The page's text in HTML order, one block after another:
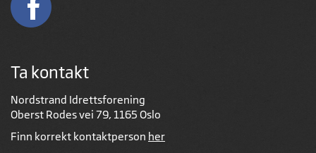
Ta kontakt
Nordstrand Idrettsforening
Oberst Rodes vei 79, 1165 Oslo
Finn korrekt kontaktperson her